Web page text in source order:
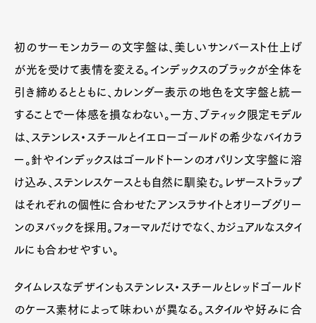
初のサーモンカラーの文字盤は、美しいサンバースト仕上げ
が光を受けて表情を変える。インデックスのブラックが全体を
引き締めるとともに、カレンダー表示の地色を文字盤と統一
することで一体感を損なわない。一方、ブティック限定モデル
は、ステンレス・スチールとイエローゴールドの希少なバイカラ
ー。針やインデックスはゴールドトーンのオパリン文字盤に溶
け込み、ステンレスケースとも自然に馴染む。レザーストラップ
はそれぞれの個性に合わせたアンスラサイトとオリーブグリー
ンのヌバックを採用。フォーマルだけでなく、カジュアルなスタイ
ルにも合わせやすい。
タイムレスなデザインもステンレス・スチールとレッドゴールド
のケース素材によって味わいが異なる。スタイルや好みに合